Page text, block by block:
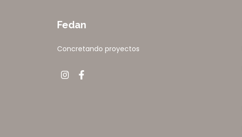
Fedan
Concretando proyectos